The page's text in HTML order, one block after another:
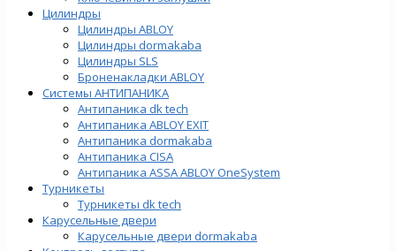
Цилиндры
Цилиндры ABLOY
Цилиндры dormakaba
Цилиндры SLS
Броненакладки ABLOY
Системы АНТИПАНИКА
Антипаника dk tech
Антипаника ABLOY EXIT
Антипаника dormakaba
Антипаника СISA
Антипаника ASSA ABLOY OneSystem
Турникеты
Турникеты dk tech
Карусельные двери
Карусельные двери dormakaba